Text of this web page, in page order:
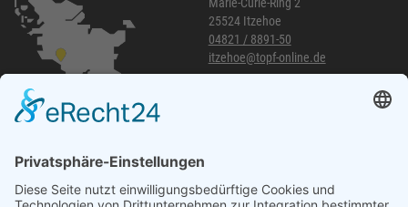
Marie-Curie-Ring 2
25524 Itzehoe
04821 / 8891-50
itzehoe@topf-online.de
040 / 21 04 04 04-04
glinde@topf-online.de